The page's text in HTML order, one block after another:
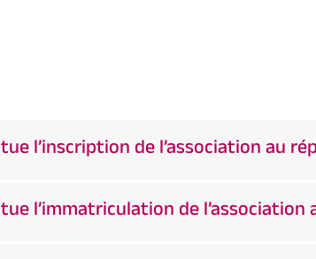
l’inscription de l’association au
l’immatriculation de